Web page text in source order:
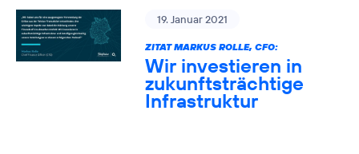
19. Januar 2021
ZITAT MARKUS ROLLE, CFO:
Wir investieren in
zukunftsträchtige
Infrastruktur